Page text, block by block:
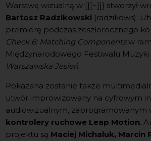
Warstwę wizualną w [[[~]]] stworzył
Bartosz Radzikowski (radzikows).
premierę podczas zeszłorocznego
Check 6: Matching Componentsw
Międzynarodowego Festiwalu Muzyki
Warszawska Jesień.
Pokazana zostanie także
utwór improwizowany na cyfrowym
audiowizualnym, zaprogramowanym
kontrolery ruchowe Leap Motion.
projektu są Maciej Michaluk, Marcin